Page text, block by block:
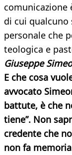
comunicazione
di cui qualcuno
personale che
teologica e
Giuseppe
E che cosa
avvocato
battute, è che
tiene”. Non
credente che
non fa